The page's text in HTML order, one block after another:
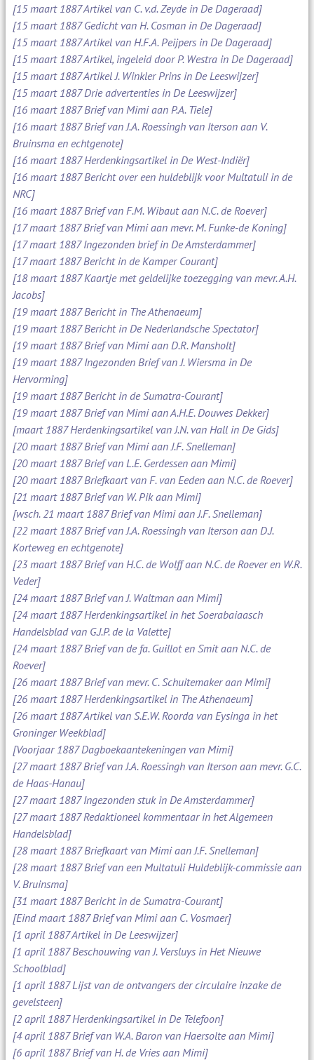
[15 maart 1887 Artikel van C. v.d. Zeyde in De Dageraad]
[15 maart 1887 Gedicht van H. Cosman in De Dageraad]
[15 maart 1887 Artikel van H.F.A. Peijpers in De Dageraad]
[15 maart 1887 Artikel, ingeleid door P. Westra in De Dageraad]
[15 maart 1887 Artikel J. Winkler Prins in De Leeswijzer]
[15 maart 1887 Drie advertenties in De Leeswijzer]
[16 maart 1887 Brief van Mimi aan P.A. Tiele]
[16 maart 1887 Brief van J.A. Roessingh van Iterson aan V.
Bruinsma en echtgenote]
[16 maart 1887 Herdenkingsartikel in De West-Indiër]
[16 maart 1887 Bericht over een huldeblijk voor Multatuli in de
NRC]
[16 maart 1887 Brief van F.M. Wibaut aan N.C. de Roever]
[17 maart 1887 Brief van Mimi aan mevr. M. Funke-de Koning]
[17 maart 1887 Ingezonden brief in De Amsterdammer]
[17 maart 1887 Bericht in de Kamper Courant]
[18 maart 1887 Kaartje met geldelijke toezegging van mevr. A.H.
Jacobs]
[19 maart 1887 Bericht in The Athenaeum]
[19 maart 1887 Bericht in De Nederlandsche Spectator]
[19 maart 1887 Brief van Mimi aan D.R. Mansholt]
[19 maart 1887 Ingezonden Brief van J. Wiersma in De
Hervorming]
[19 maart 1887 Bericht in de Sumatra-Courant]
[19 maart 1887 Brief van Mimi aan A.H.E. Douwes Dekker]
[maart 1887 Herdenkingsartikel van J.N. van Hall in De Gids]
[20 maart 1887 Brief van Mimi aan J.F. Snelleman]
[20 maart 1887 Brief van L.E. Gerdessen aan Mimi]
[20 maart 1887 Briefkaart van F. van Eeden aan N.C. de Roever]
[21 maart 1887 Brief van W. Pik aan Mimi]
[wsch. 21 maart 1887 Brief van Mimi aan J.F. Snelleman]
[22 maart 1887 Brief van J.A. Roessingh van Iterson aan D.J.
Korteweg en echtgenote]
[23 maart 1887 Brief van H.C. de Wolff aan N.C. de Roever en W.R.
Veder]
[24 maart 1887 Brief van J. Waltman aan Mimi]
[24 maart 1887 Herdenkingsartikel in het Soerabaiaasch
Handelsblad van G.J.P. de la Valette]
[24 maart 1887 Brief van de fa. Guillot en Smit aan N.C. de
Roever]
[26 maart 1887 Brief van mevr. C. Schuitemaker aan Mimi]
[26 maart 1887 Herdenkingsartikel in The Athenaeum]
[26 maart 1887 Artikel van S.E.W. Roorda van Eysinga in het
Groninger Weekblad]
[Voorjaar 1887 Dagboekaantekeningen van Mimi]
[27 maart 1887 Brief van J.A. Roessingh van Iterson aan mevr. G.C.
de Haas-Hanau]
[27 maart 1887 Ingezonden stuk in De Amsterdammer]
[27 maart 1887 Redaktioneel kommentaar in het Algemeen
Handelsblad]
[28 maart 1887 Briefkaart van Mimi aan J.F. Snelleman]
[28 maart 1887 Brief van een Multatuli Huldeblijk-commissie aan
V. Bruinsma]
[31 maart 1887 Bericht in de Sumatra-Courant]
[Eind maart 1887 Brief van Mimi aan C. Vosmaer]
[1 april 1887 Artikel in De Leeswijzer]
[1 april 1887 Beschouwing van J. Versluys in Het Nieuwe
Schoolblad]
[1 april 1887 Lijst van de ontvangers der circulaire inzake de
gevelsteen]
[2 april 1887 Herdenkingsartikel in De Telefoon]
[4 april 1887 Brief van W.A. Baron van Haersolte aan Mimi]
[6 april 1887 Brief van H. de Vries aan Mimi]